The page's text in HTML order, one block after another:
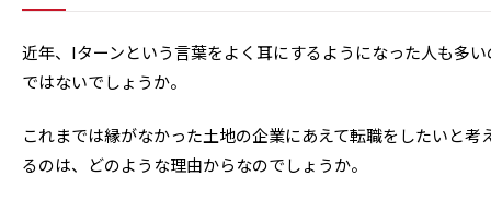
近年、Iターンという言葉をよく耳にするようになった人も多い
ではないでしょうか。
これまでは縁がなかった土地の企業にあえて転職をしたいと考
るのは、どのような理由からなのでしょうか。